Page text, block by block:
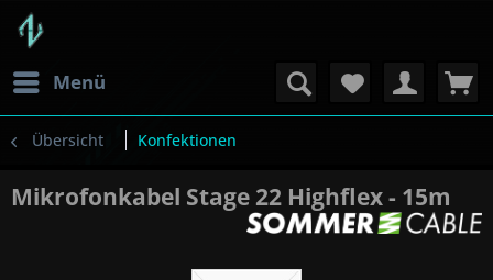
Menü
Übersicht Konfektionen
Mikrofonkabel Stage 22 Highflex - 15m